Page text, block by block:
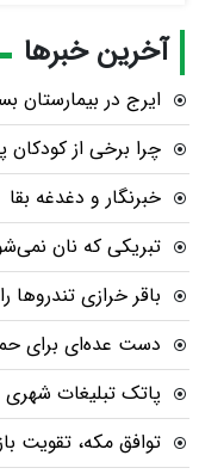
آخرین خبرها
ایرج در بیمارستان
چرا برخی از
خبرنگار و دغدغه بقا
تبریکی که نان
باقر خرازی
دست عده‌ای برای
پاتک تبلیغات شهری
توافق مکه، تقویت